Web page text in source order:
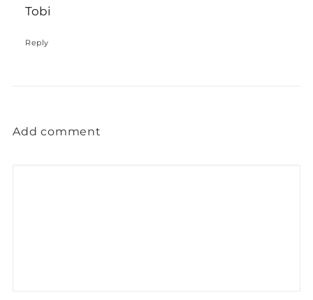
Tobi
Reply
Add comment